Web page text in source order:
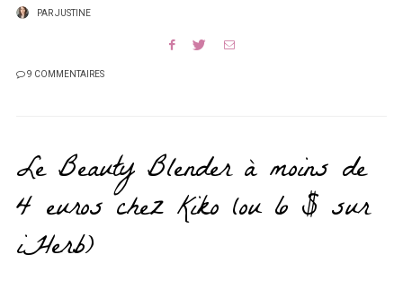
PARJUSTINE
9 COMMENTAIRES
Le Beauty Blender à moins de
4 euros chez Kiko (ou 6 $ sur
iHerb)